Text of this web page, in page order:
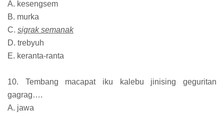
A. kesengsem
B. murka
C. sigrak semanak
D. trebyuh
E. keranta-ranta
10. Tembang macapat iku kalebu jinising geguritan
gagrag….
A. jawa